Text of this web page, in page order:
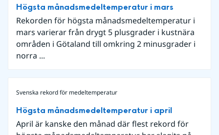
Högsta månadsmedeltemperatur i mars
Rekorden för högsta månadsmedeltemperatur i
mars varierar från drygt 5 plusgrader i kustnära
områden i Götaland till omkring 2 minusgrader i
norra ...
Svenska rekord för medeltemperatur
Högsta månadsmedeltemperatur i april
April är kanske den månad där flest rekord för